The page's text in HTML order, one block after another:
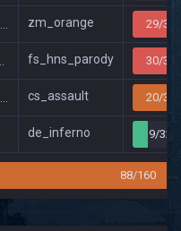
zm_orange 29/32
fs_hns_parody 30/32
cs_assault 20/32
de_inferno 9/32
88/160